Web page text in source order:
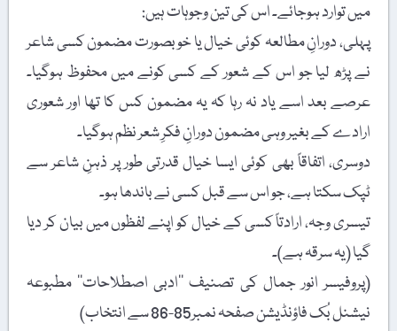
میں توارد ہوجائے۔ اس کی تین وجوہات ہیں:
پہلی، دورانِ مطالعہ کوئی خیال یا خوبصورت مضمون کسی شاعر
نے پڑھ لیا جو اس کے شعور کے کسی کونے میں محفوظ ہوگیا۔
عرصے بعد اسے یاد نہ رہا کہ یہ مضمون کس کا تھا اور شعوری
ارادے کے بغیر وہی مضمون دورانِ فکرِ شعر نظم ہوگیا۔
دوسری، اتفاقاً بھی کوئی ایسا خیال قدرتی طور پر ذہنِ شاعر سے
ٹپک سکتا ہے، جو اس سے قبل کسی نے باندھا ہو۔
تیسری وجہ، ارادتاً کسی کے خیال کو اپنے لفظوں میں بیان کر دیا
گیا (یہ سرقہ ہے)۔
(پروفیسر انور جمال کی تصنیف ’’ادبی اصطلاحات‘‘ مطبوعہ
نیشنل بُک فاؤنڈیشن صفحہ نمبر85-86 سے انتخاب)